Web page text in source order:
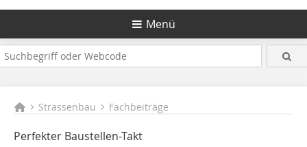
Menü
Strassenbau Fachbeiträge
Perfekter Baustellen-Takt